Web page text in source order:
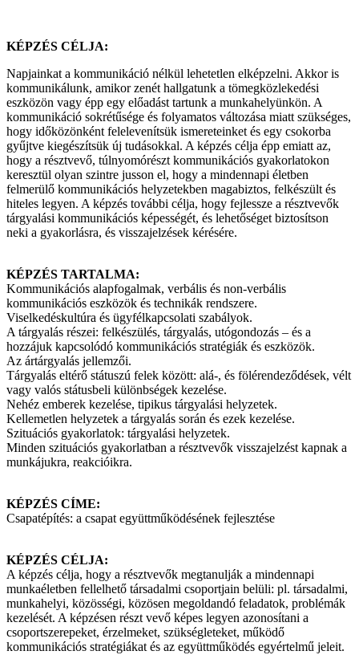
KÉPZÉS CÉLJA:
Napjainkat a kommunikáció nélkül lehetetlen elképzelni. Akkor is
kommunikálunk, amikor zenét hallgatunk a tömegközlekedési
eszközön vagy épp egy előadást tartunk a munkahelyünkön. A
kommunikáció sokrétűsége és folyamatos változása miatt szükséges,
hogy időközönként felelevenítsük ismereteinket és egy csokorba
gyűjtve kiegészítsük új tudásokkal. A képzés célja épp emiatt az,
hogy a résztvevő, túlnyomórészt kommunikációs gyakorlatokon
keresztül olyan szintre jusson el, hogy a mindennapi életben
felmerülő kommunikációs helyzetekben magabiztos, felkészült és
hiteles legyen. A képzés további célja, hogy fejlessze a résztvevők
tárgyalási kommunikációs képességét, és lehetőséget biztosítson
neki a gyakorlásra, és visszajelzések kérésére.
KÉPZÉS TARTALMA:
Kommunikációs alapfogalmak, verbális és non-verbális
kommunikációs eszközök és technikák rendszere.
Viselkedéskultúra és ügyfélkapcsolati szabályok.
A tárgyalás részei: felkészülés, tárgyalás, utógondozás – és a
hozzájuk kapcsolódó kommunikációs stratégiák és eszközök.
Az ártárgyalás jellemzői.
Tárgyalás eltérő státuszú felek között: alá-, és fölérendeződések, vélt
vagy valós státusbeli különbségek kezelése.
Nehéz emberek kezelése, tipikus tárgyalási helyzetek.
Kellemetlen helyzetek a tárgyalás során és ezek kezelése.
Szituációs gyakorlatok: tárgyalási helyzetek.
Minden szituációs gyakorlatban a résztvevők visszajelzést kapnak a
munkájukra, reakcióikra.
KÉPZÉS CÍME:
Csapatépítés: a csapat együttműködésének fejlesztése
KÉPZÉS CÉLJA:
A képzés célja, hogy a résztvevők megtanulják a mindennapi
munkaéletben fellelhető társadalmi csoportjain belüli: pl. társadalmi,
munkahelyi, közösségi, közösen megoldandó feladatok, problémák
kezelését. A képzésen részt vevő képes legyen azonosítani a
csoportszerepeket, érzelmeket, szükségleteket, működő
kommunikációs stratégiákat és az együttműködés egyértelmű jeleit.